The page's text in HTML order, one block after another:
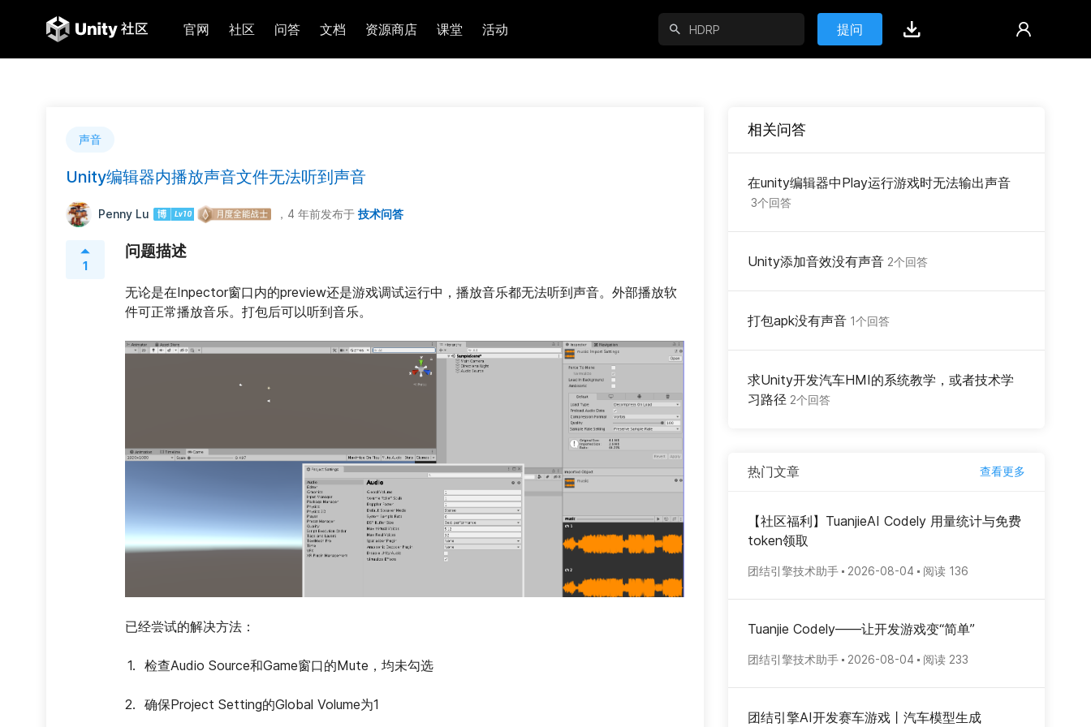
官网 社区 问答 文档 资源商店 课堂 活动 提问
声音
Unity编辑器内播放声音文件无法听到声音
Penny Lu ，4 年前发布于 技术问答
1
问题描述
无论是在Inpector窗口内的preview还是游戏调试运行中，播放音乐都无法听到声音。外部播放软
件可正常播放音乐。打包后可以听到音乐。
已经尝试的解决方法：
检查Audio Source和Game窗口的Mute，均未勾选
确保Project Setting的Global Volume为1
相关问答
在unity编辑器中Play运行游戏时无法输出声音
3个回答
Unity添加音效没有声音 2个回答
打包apk没有声音 1个回答
求Unity开发汽车HMI的系统教学，或者技术学
习路径 2个回答
热门文章 查看更多
【社区福利】TuanjieAI Codely 用量统计与免费
token领取
团结引擎技术助手 2026-08-04 阅读 136
Tuanjie Codely——让开发游戏变“简单”
团结引擎技术助手 2026-08-04 阅读 233
团结引擎AI开发赛车游戏丨汽车模型生成